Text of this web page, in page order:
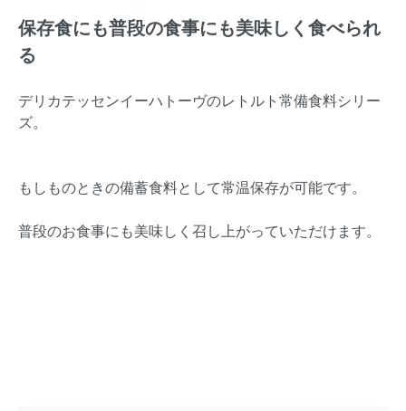
保存食にも普段の食事にも美味しく食べられ
る
デリカテッセンイーハトーヴのレトルト常備食料シリー
ズ。
もしものときの備蓄食料として常温保存が可能です。
普段のお食事にも美味しく召し上がっていただけます。